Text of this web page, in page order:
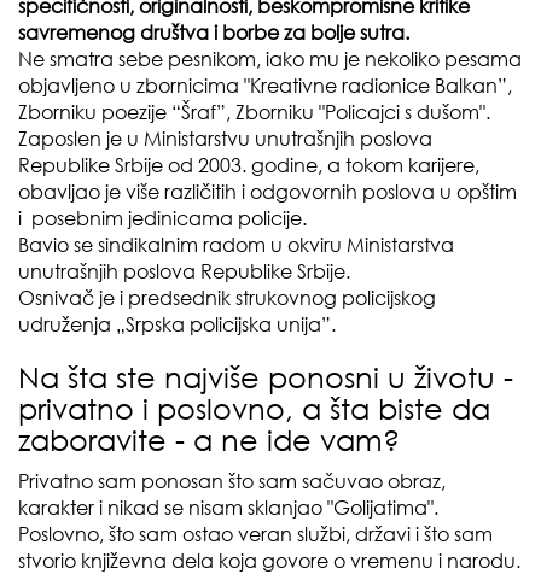
specifičnosti, originalnosti, beskompromisne kritike
savremenog društva i borbe za bolje sutra.
Ne smatra sebe pesnikom, iako mu je nekoliko pesama
objavljeno u zbornicima "Kreativne radionice Balkan”,
Zborniku poezije “Šraf”, Zborniku "Policajci s dušom".
Zaposlen je u Ministarstvu unutrašnjih poslova
Republike Srbije od 2003. godine, a tokom karijere,
obavljao je više različitih i odgovornih poslova u opštim
i posebnim jedinicama policije.
Bavio se sindikalnim radom u okviru Ministarstva
unutrašnjih poslova Republike Srbije.
Osnivač je i predsednik strukovnog policijskog
udruženja „Srpska policijska unija”.
Na šta ste najviše ponosni u životu -
privatno i poslovno, a šta biste da
zaboravite - a ne ide vam?
Privatno sam ponosan što sam sačuvao obraz,
karakter i nikad se nisam sklanjao "Golijatima".
Poslovno, što sam ostao veran službi, državi i što sam
stvorio književna dela koja govore o vremenu i narodu.